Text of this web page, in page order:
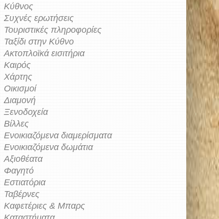
Κύθνος
Συχνές ερωτήσεις
Τουριστικές πληροφορίες
Ταξίδι στην Κύθνο
Ακτοπλοϊκά εισιτήρια
Καιρός
Χάρτης
Οικισμοί
Διαμονή
Ξενοδοχεία
Βίλλες
Ενοικιαζόμενα διαμερίσματα
Ενοικιαζόμενα δωμάτια
Αξιοθέατα
Φαγητό
Εστιατόρια
Ταβέρνες
Καφετέριες & Μπαρς